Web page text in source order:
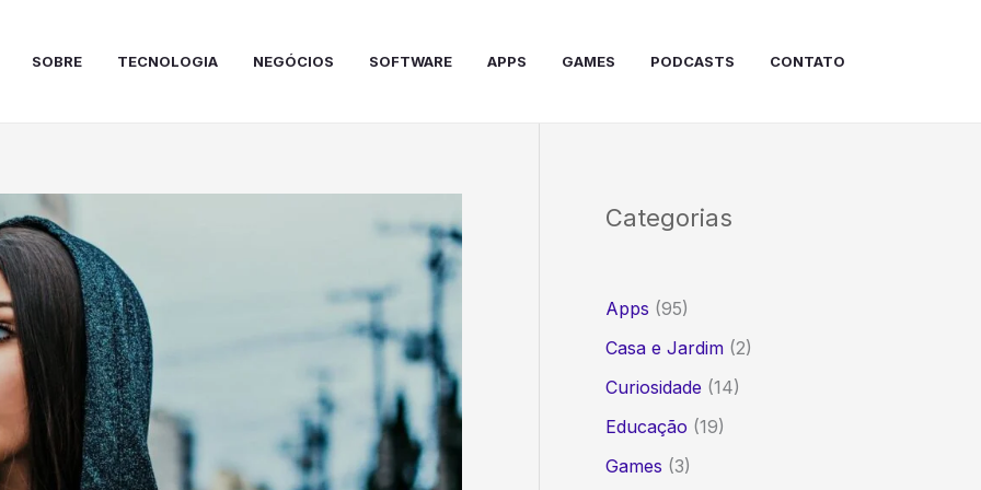
SOBRE TECNOLOGIA NEGÓCIOS SOFTWARE APPS GAMES PODCASTS CONTATO
Categorias
Apps (95)
Casa e Jardim(2)
Curiosidade (14)
Educação (19)
Games (3)